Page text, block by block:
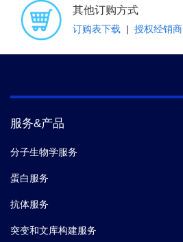
其他订购方式
订购表下载 | 授权经销商
服务&产品
分子生物学服务
蛋白服务
抗体服务
突变和文库构建服务